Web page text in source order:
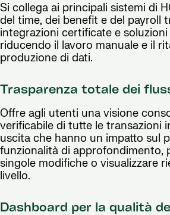
Si collega ai principali sistemi di
del time, dei benefit e del payroll
integrazioni certificate e
riducendo il lavoro manuale e il
produzione di dati.
Trasparenza totale dei
Offre agli utenti una visione
verificabile di tutte le transazioni
uscita che hanno un impatto sul
funzionalità di approfondimento,
singole modifiche o visualizzare
livello.
Dashboard per la qualità